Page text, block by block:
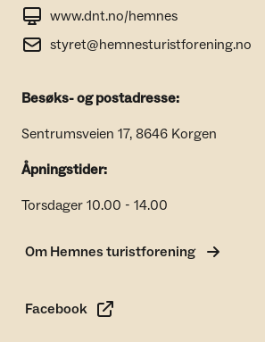
www.dnt.no/hemnes
styret@hemnesturistforening.no
Besøks- og postadresse:
Sentrumsveien 17, 8646 Korgen
Åpningstider:
Torsdager 10.00 - 14.00
Om Hemnes turistforening
Facebook